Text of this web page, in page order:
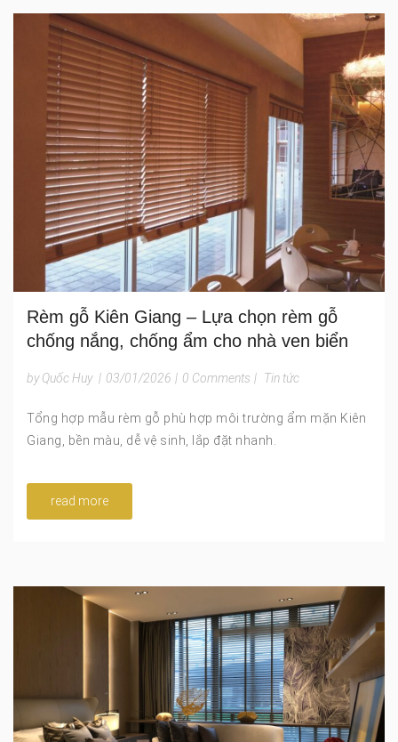
Rèm gỗ Kiên Giang – Lựa chọn rèm gỗ
chống nắng, chống ẩm cho nhà ven biển
by Quốc Huy | 03/01/2026 | 0 Comments | Tin tức
Tổng hợp mẫu rèm gỗ phù hợp môi trường ẩm mặn Kiên
Giang, bền màu, dễ vệ sinh, lắp đặt nhanh.
read more